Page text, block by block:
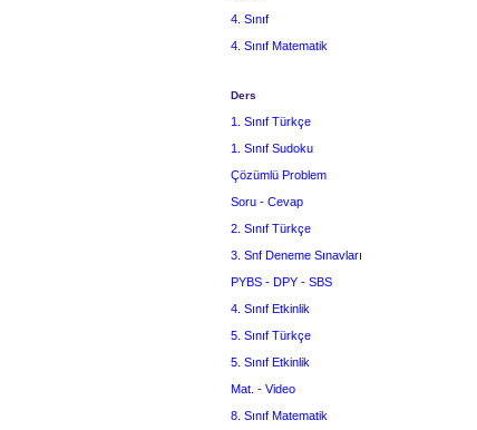
4. Sınıf
4. Sınıf Matematik
Ders
1. Sınıf Türkçe
1. Sınıf Sudoku
Çözümlü Problem
Soru - Cevap
2. Sınıf Türkçe
3. Snf Deneme Sınavları
PYBS - DPY - SBS
4. Sınıf Etkinlik
5. Sınıf Türkçe
5. Sınıf Etkinlik
Mat. - Video
8. Sınıf Matematik